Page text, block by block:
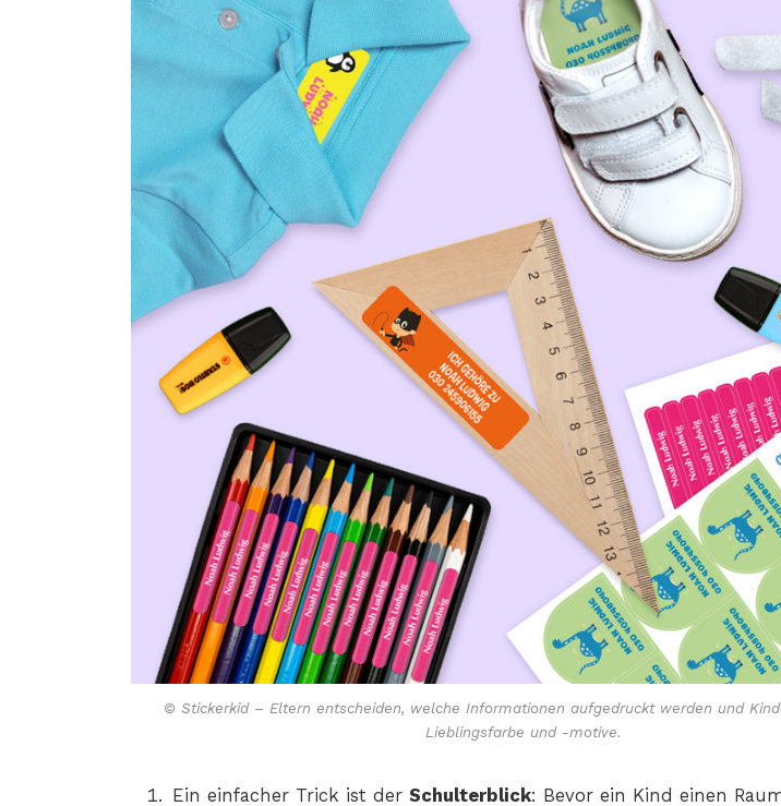
© Stickerkid – Eltern entscheiden, welche Informationen aufgedruckt werden und
Lieblingsfarbe und -motive.
Ein einfacher Trick ist der Schulterblick: Bevor ein Kind einen